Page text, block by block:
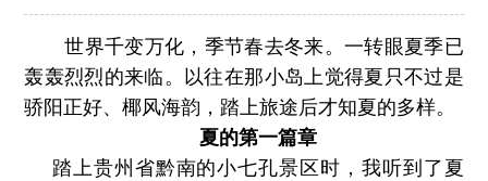
世界千变万化，季节春去冬来。一转眼夏季已
轰轰烈烈的来临。以往在那小岛上觉得夏只不过是
骄阳正好、椰风海韵，踏上旅途后才知夏的多样。
夏的第一篇章
踏上贵州省黔南的小七孔景区时，我听到了夏